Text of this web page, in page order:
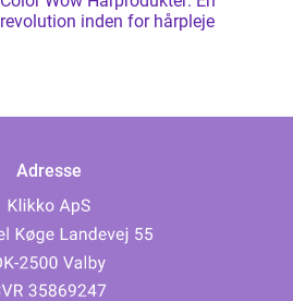
revolution inden for hårpleje
Adresse